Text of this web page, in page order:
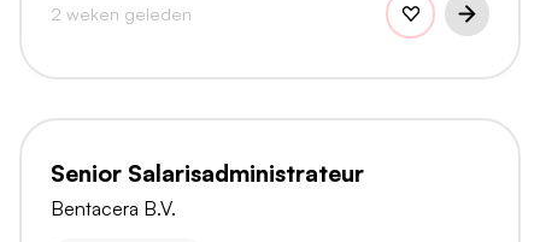
2 weken geleden
Senior Salarisadministrateur
Bentacera B.V.